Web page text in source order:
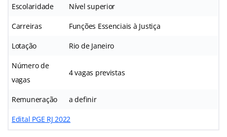
Escolaridade Nível superior
Carreiras Funções Essenciais à Justiça
Lotação Rio de Janeiro
Número de
vagas
4 vagas previstas
Remuneração a definir
Edital PGE RJ 2022